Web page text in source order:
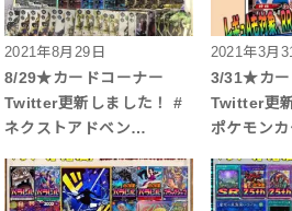
2021年8月29日
8/29★カードコーナー
Twitter更新しました！ #
ネクストアドベン…
2021年3月
3/31★カー
Twitter更
ポケモン